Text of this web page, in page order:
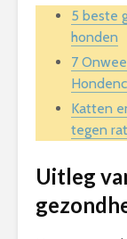
5 beste
honden
7
Katten
tegen
Uitleg